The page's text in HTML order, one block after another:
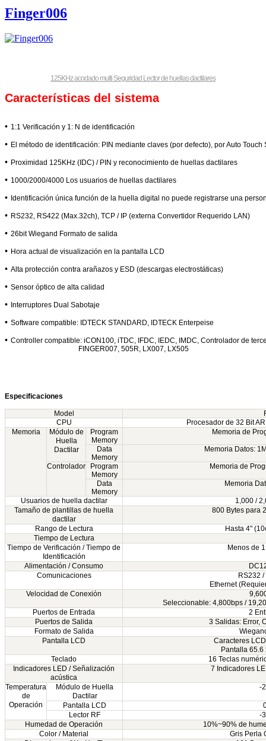
Finger006
125KHz acodado multi Seguridad Lector de huellas dactilares
Características del sistema
• 1:1 Verificación y 1: N de identificación
• El método de identificación: PIN mediante claves (por defecto), por Auto Touch
• Proximidad 125KHz (IDC) / PIN y reconocimiento de huellas dactilares
• 1000/2000/4000 Los usuarios de huellas dactilares
• Identificación única función de la huella digital no puede registrarse una
• RS232, RS422 (Max.32ch), TCP / IP (externa Convertidor Requerido LAN)
• 26bit Wiegand Formato de salida
• Hora actual de visualización en la pantalla LCD
• Alta protección contra arañazos y ESD (descargas electrostáticas)
• Sensor óptico de alta calidad
• Interruptores Dual Sabotaje
• Software compatible: IDTECK STANDARD, IDTECK Enterpeise
• Controller compatible: iCON100, iTDC, IFDC, IEDC, IMDC, Controlador de
FINGER007, 505R, LX007, LX505
Especificaciones
Model
CPU
Procesador de 32 Bit
Memoria
Módulo de
Huella
Dactilar
Program
Memory
Memoria de
Data
Memory
Memoria Datos:
Controlador
Program
Memory
Memoria de
Data
Memory
Memoria
Usuarios de huella dactilar
1,000 /
Tamaño de plantillas de huella
dactilar
800 Bytes para
Rango de Lectura
Hasta 4"
Tiempo de Lectura
Tiempo de Verificación / Tiempo de
Identificación
Menos de
Alimentación / Consumo
Comunicaciones
RS232
Ethernet
Velocidad de Conexión
Seleccionable: 4,800bps /
Puertos de Entrada
2
Puertos de Salida
3 Salidas: Error,
Formato de Salida
Pantalla LCD
Caracteres
Pantalla 65.6
Teclado
16 Teclas
Indicadores LED / Señalización
acústica
7 Indicadores
Temperatura
de
Operación
Módulo de Huella
Dactilar
-
Pantalla LCD
Lector RF
-
Humedad de Operación
10%~90% de
Color / Material
Gris Perla